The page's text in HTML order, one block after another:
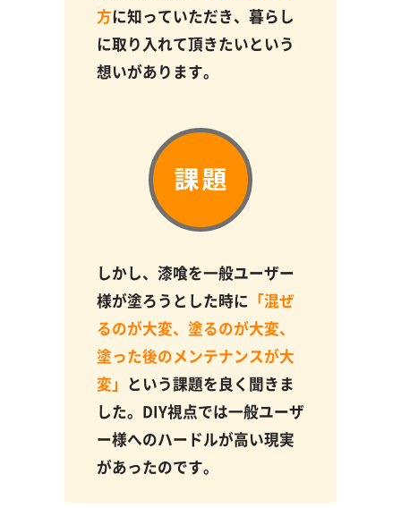
方に知っていただき、暮らし
に取り入れて頂きたいという
想いがあります。
しかし、漆喰を一般ユーザー
様が塗ろうとした時に 「混ぜ
るのが大変、塗るのが大変、
塗った後のメンテナンスが大
変」 という課題を良く聞きま
した。DIY視点では一般ユーザ
ー様へのハードルが高い現実
があったのです。